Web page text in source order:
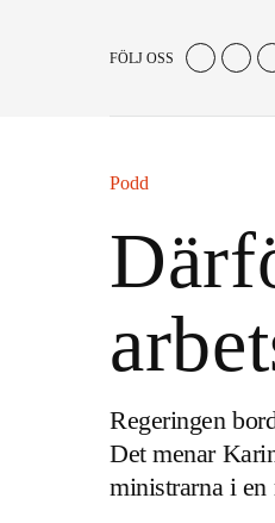
FÖLJ OSS
Podd
Regeringen
Det menar
ministrarna i en